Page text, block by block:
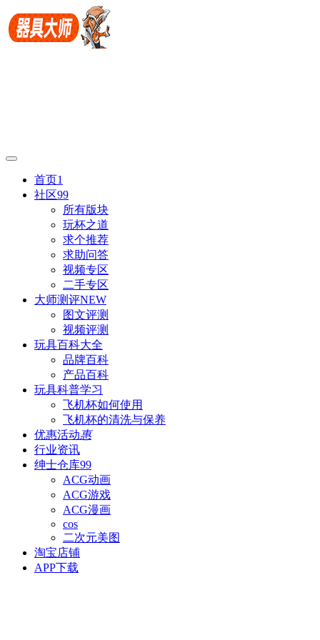
首页1
社区99
所有版块
玩杯之道
求个推荐
求助问答
视频专区
二手专区
大师测评NEW
图文评测
视频评测
玩具百科大全
品牌百科
产品百科
玩具科普学习
飞机杯如何使用
飞机杯的清洗与保养
优惠活动惠
行业资讯
绅士仓库99
ACG动画
ACG游戏
ACG漫画
cos
二次元美图
淘宝店铺
APP下载